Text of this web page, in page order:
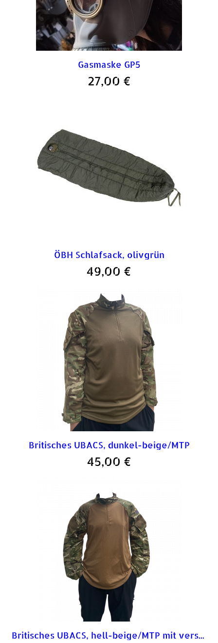
Gasmaske GP5
27,00 €
ÖBH Schlafsack, olivgrün
49,00 €
Britisches UBACS, dunkel-beige/MTP
45,00 €
Britisches UBACS, hell-beige/MTP mit verstärkten Schultern und Ärmeln